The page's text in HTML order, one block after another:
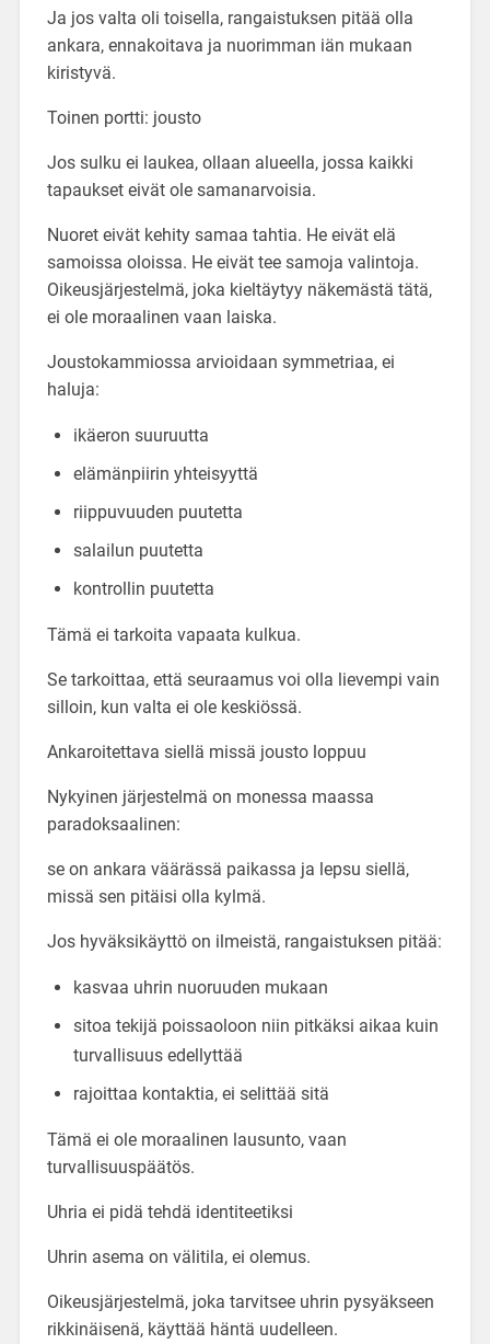
Ja jos valta oli toisella, rangaistuksen pitää olla
ankara, ennakoitava ja nuorimman iän mukaan
kiristyvä.
Toinen portti: jousto
Jos sulku ei laukea, ollaan alueella, jossa kaikki
tapaukset eivät ole samanarvoisia.
Nuoret eivät kehity samaa tahtia. He eivät elä
samoissa oloissa. He eivät tee samoja valintoja.
Oikeusjärjestelmä, joka kieltäytyy näkemästä tätä,
ei ole moraalinen vaan laiska.
Joustokammiossa arvioidaan symmetriaa, ei
haluja:
ikäeron suuruutta
elämänpiirin yhteisyyttä
riippuvuuden puutetta
salailun puutetta
kontrollin puutetta
Tämä ei tarkoita vapaata kulkua.
Se tarkoittaa, että seuraamus voi olla lievempi vain
silloin, kun valta ei ole keskiössä.
Ankaroitettava siellä missä jousto loppuu
Nykyinen järjestelmä on monessa maassa
paradoksaalinen:
se on ankara väärässä paikassa ja lepsu siellä,
missä sen pitäisi olla kylmä.
Jos hyväksikäyttö on ilmeistä, rangaistuksen pitää:
kasvaa uhrin nuoruuden mukaan
sitoa tekijä poissaoloon niin pitkäksi aikaa kuin
turvallisuus edellyttää
rajoittaa kontaktia, ei selittää sitä
Tämä ei ole moraalinen lausunto, vaan
turvallisuuspäätös.
Uhria ei pidä tehdä identiteetiksi
Uhrin asema on välitila, ei olemus.
Oikeusjärjestelmä, joka tarvitsee uhrin pysyäkseen
rikkinäisenä, käyttää häntä uudelleen.